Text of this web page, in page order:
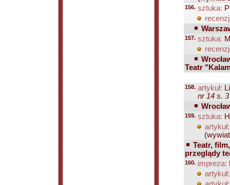
156. sztuka:
157. sztuka:
Teatr
158. artykuł:
nr 14 s. 3
159. sztuka:
artykuł:
Teatr,
przeglądy
160. impreza:
artykuł: